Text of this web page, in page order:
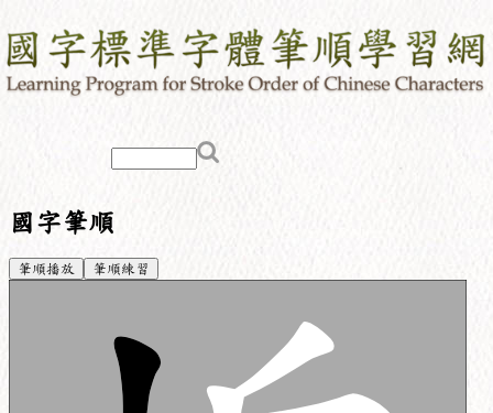
國字筆順
筆順播放 筆順練習